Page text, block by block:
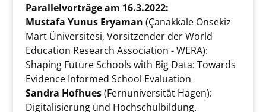
Parallelvorträge am 16.3.2022:
Mustafa Yunus Eryaman (Çanakkale Onsekiz
Mart Üniversitesi, Vorsitzender der World
Education Research Association - WERA):
Shaping Future Schools with Big Data: Towards
Evidence Informed School Evaluation
Sandra Hofhues(Fernuniversität Hagen):
Digitalisierung und Hochschulbildung.